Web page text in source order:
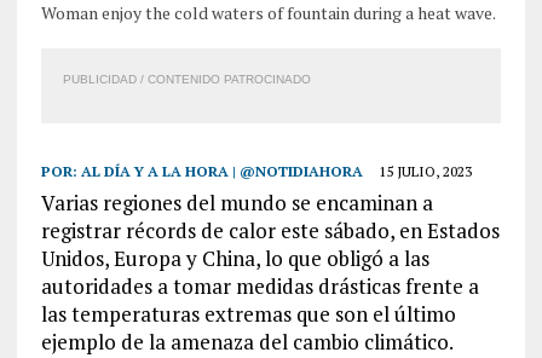
Woman enjoy the cold waters of fountain during a heat wave.
PUBLICIDAD / CONTENIDO PATROCINADO
POR: AL DÍA Y A LA HORA | @NOTIDIAHORA 15 JULIO, 2023
Varias regiones del mundo se encaminan a
registrar récords de calor este sábado, en Estados
Unidos, Europa y China, lo que obligó a las
autoridades a tomar medidas drásticas frente a
las temperaturas extremas que son el último
ejemplo de la amenaza del cambio climático.